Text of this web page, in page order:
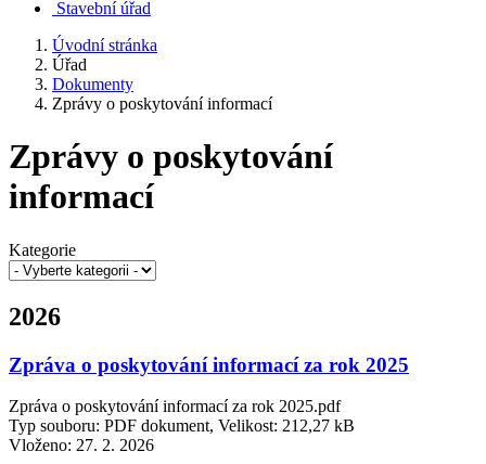
Stavební úřad
Úvodní stránka
Úřad
Dokumenty
Zprávy o poskytování informací
Zprávy o poskytování
informací
Kategorie
2026
Zpráva o poskytování informací za rok 2025
Zpráva o poskytování informací za rok 2025.pdf
Typ souboru: PDF dokument, Velikost: 212,27 kB
Vloženo: 27. 2. 2026